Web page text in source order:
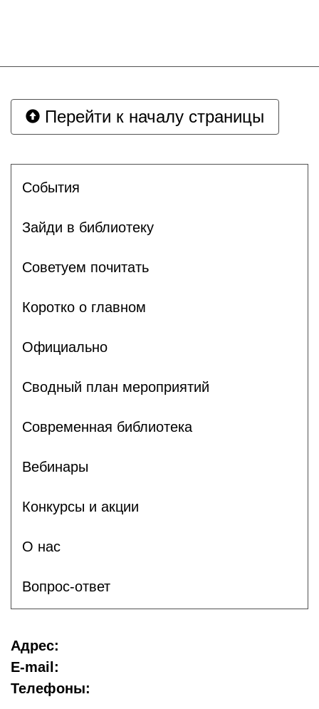
Перейти к началу страницы
События
Зайди в библиотеку
Советуем почитать
Коротко о главном
Официально
Сводный план мероприятий
Современная библиотека
Вебинары
Конкурсы и акции
О нас
Вопрос-ответ
Адрес:
E-mail:
Телефоны: